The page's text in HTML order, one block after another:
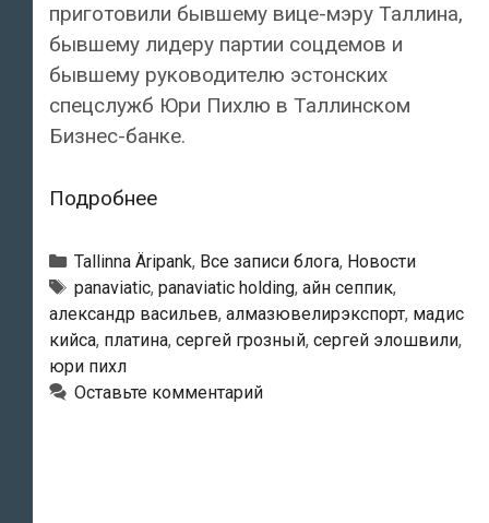
приготовили бывшему вице-мэру Таллина,
бывшему лидеру партии соцдемов и
бывшему руководителю эстонских
спецслужб Юри Пихлю в Таллинском
Бизнес-банке.
ПодробнееЗачем
олигархам
нанимать
на
работу
Рубрики
Tallinna Äripank, Все записи блога, Новости
Тэги
panaviatic, panaviatic holding, айн сеппик,
александр васильев, алмазювелирэкспорт, мадис
кийса, платина, сергей грозный, сергей элошвили,
юри пихл
Оставьте комментарий